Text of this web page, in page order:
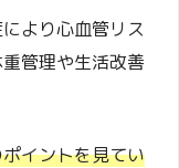
より心血管リス
管理や生活改善
イントを見てい